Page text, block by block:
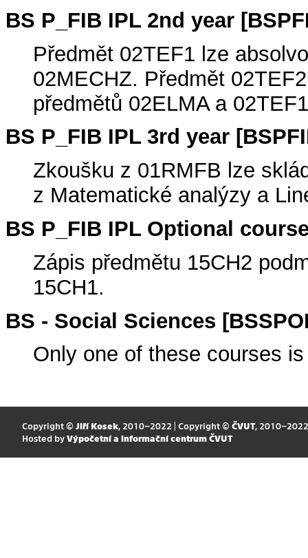
BS P_FIB IPL 2nd year
Předmět 02TEF1 lze
02MECHZ. Předmět
předmětů 02ELMA a
BS P_FIB IPL 3rd year
Zkoušku z 01RMFB lze
z Matematické analýzy a
BS P_FIB IPL Optional
Zápis předmětu 15CH2
15CH1.
BS - Social Sciences
Only one of these courses
Copyright © Jiří Kosek, 2010–2022 | Copyright © ČVUT, 2010–2022
Hosted by Výpočetní a informační centrum ČVUT